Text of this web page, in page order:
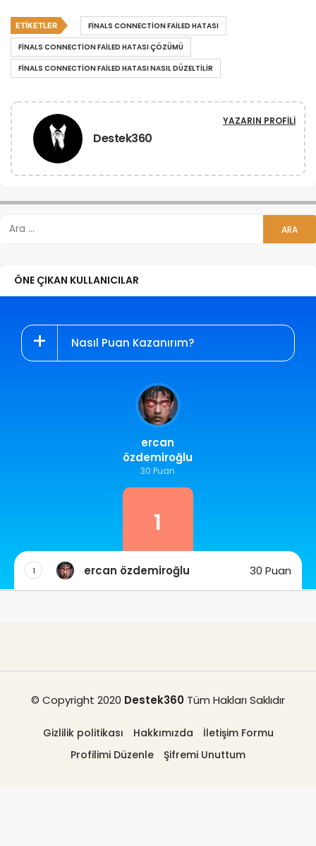
ETIKETLER
FINALS CONNECTION FAILED HATASI
FINALS CONNECTION FAILED HATASI ÇÖZÜMÜ
FINALS CONNECTION FAILED HATASI NASIL DÜZELTILIR
Destek360
YAZARIN PROFILI
ÖNE ÇIKAN KULLANICILAR
Nasıl Puan Kazanırım?
ercan
özdemiroğlu
30 Puan
1
1 ercan özdemiroğlu 30 Puan
© Copyright 2020 Destek360 Tüm Hakları Saklıdır
Gizlilik politikası Hakkımızda
İletişim Formu
Profilimi Düzenle
Şifremi Unuttum